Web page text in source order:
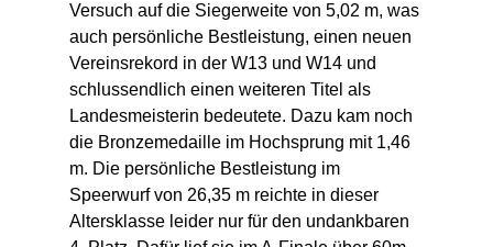
Versuch auf die Siegerweite von 5,02 m, was
auch persönliche Bestleistung, einen neuen
Vereinsrekord in der W13 und W14 und
schlussendlich einen weiteren Titel als
Landesmeisterin bedeutete. Dazu kam noch
die Bronzemedaille im Hochsprung mit 1,46
m. Die persönliche Bestleistung im
Speerwurf von 26,35 m reichte in dieser
Altersklasse leider nur für den undankbaren